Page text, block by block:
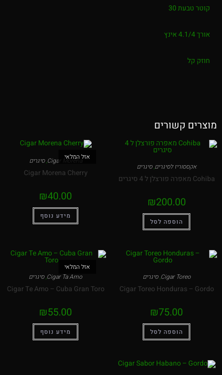
קוטר טבעת 30
אורך 4.1/4 אינץ
חוזק קל
מוצרים קשורים
אקססוריז לסיגרים,סיגרים
Cohiba מאפרה פורצלן ל 4 סיגרים
₪200.00
הוספה לסל
אזל המלאי
Cigar Morena
,סיגרים
Cigar Morena Cherry
₪40.00
מידע נוסף
Cigar Toreo
,סיגרים
Cigar Toreo Honduras – Gordo
₪75.00
הוספה לסל
אזל המלאי
Cigar Ta Amo
,סיגרים
Cigar Te Amo – Cuba Gran Toro
₪55.00
מידע נוסף